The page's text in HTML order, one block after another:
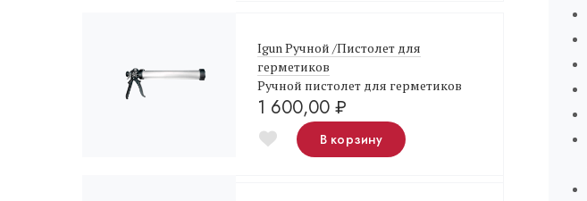
Igun Ручной /Пистолет для
герметиков
Ручной пистолет для герметиков
1 600,00 ₽
В корзину